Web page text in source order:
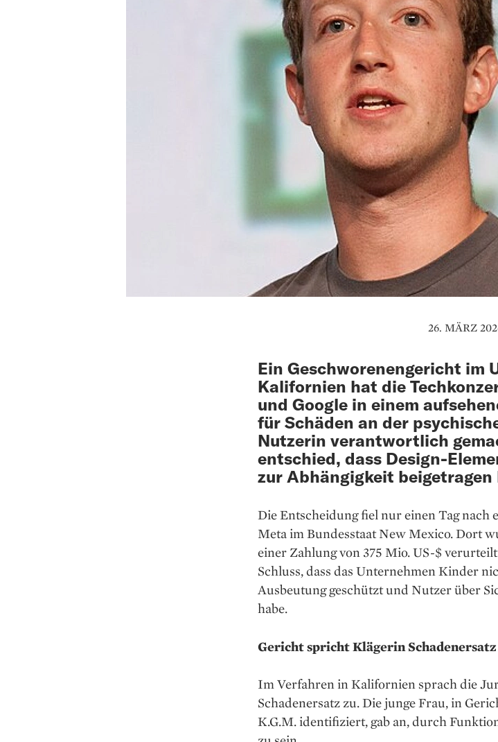
26. MÄRZ
Ein Geschworenengericht im
Kalifornien hat die
und Google in einem
für Schäden an der
Nutzerin verantwortlich
entschied, dass Design-
zur Abhängigkeit
Die Entscheidung fiel nur einen Tag nach
Meta im Bundesstaat New Mexico. Dort
einer Zahlung von 375 Mio. US-$
Schluss, dass das Unternehmen Kinder
Ausbeutung geschützt und Nutzer über
habe.
Gericht spricht Klägerin
Im Verfahren in Kalifornien sprach die
Schadenersatz zu. Die junge Frau, in
K.G.M. identifiziert, gab an, durch